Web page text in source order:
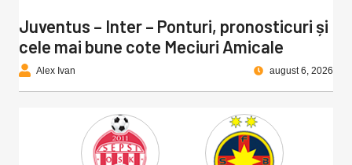
Juventus – Inter – Ponturi, pronosticuri și
cele mai bune cote Meciuri Amicale
Alex Ivan august 6, 2026